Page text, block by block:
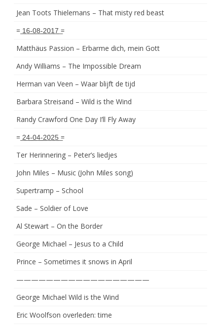
Jean Toots Thielemans – That misty red beast
= ͟1͟6͟-͟0͟8͟-͟2͟0͟1͟7͟ =
Matthäus Passion – Erbarme dich, mein Gott
Andy Williams – The Impossible Dream
Herman van Veen – Waar blijft de tijd
Barbara Streisand – Wild is the Wind
Randy Crawford One Day I’ll Fly Away
= ͟2͟4͟-͟0͟4͟-͟2͟0͟2͟5͟ =
Ter Herinnering – Peter’s liedjes
John Miles – Music (John Miles song)
Supertramp – School
Sade – Soldier of Love
Al Stewart – On the Border
George Michael – Jesus to a Child
Prince – Sometimes it snows in April
——————————————————
George Michael Wild is the Wind
Eric Woolfson overleden: time